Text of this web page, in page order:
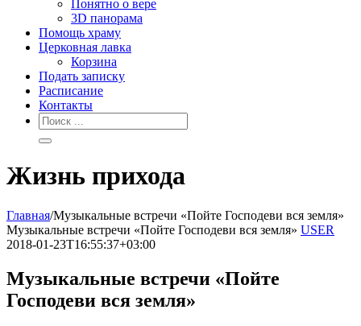
Понятно о вере
3D панорама
Помощь храму
Церковная лавка
Корзина
Подать записку
Расписание
Контакты
Жизнь прихода
Главная/Музыкальные встречи «Пойте Господеви вся земля»
Музыкальные встречи «Пойте Господеви вся земля» USER
2018-01-23T16:55:37+03:00
Музыкальные встречи «Пойте
Господеви вся земля»